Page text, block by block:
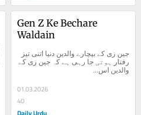
Gen Z Ke Bechare
Waldain
والدین اس...
01.03.2026
40